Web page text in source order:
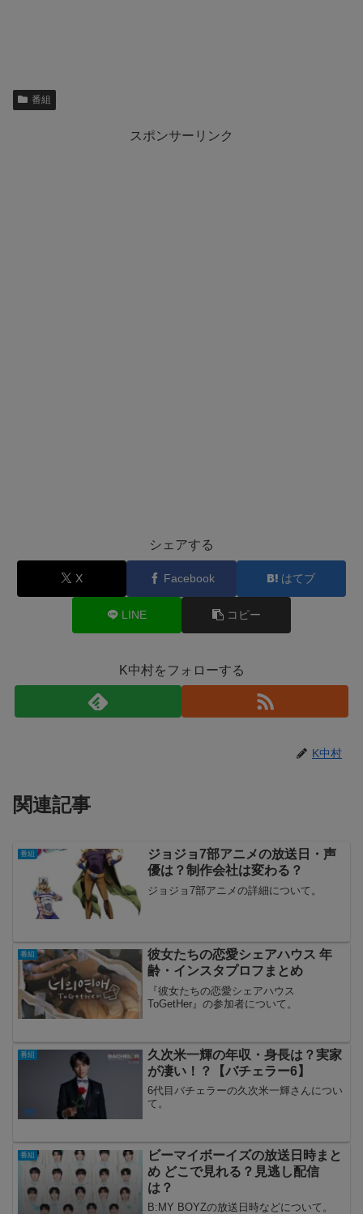
番組
スポンサーリンク
シェアする
X Facebook はてブ
LINE コピー
K中村をフォローする
K中村
関連記事
番組
ジョジョ7部アニメの放送日・声
優は？制作会社は変わる？
ジョジョ7部アニメの詳細について。
番組
彼女たちの恋愛シェアハウス 年
齢・インスタプロフまとめ
『彼女たちの恋愛シェアハウス
ToGetHer』の参加者について。
番組
久次米一輝の年収・身長は？実家
が凄い！？【バチェラー6】
6代目バチェラーの久次米一輝さんについ
て。
番組
ビーマイボーイズの放送日時まと
め どこで見れる？見逃し配信
は？
B:MY BOYZの放送日時などについて。